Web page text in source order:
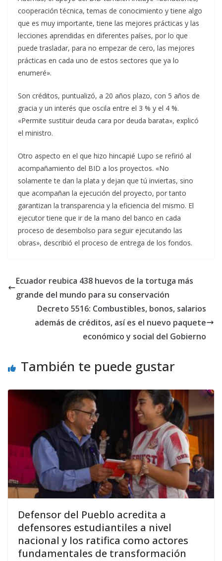
cooperación técnica, temas de conocimiento y tiene algo
que es muy importante, tiene las mejores prácticas y las
lecciones aprendidas en diferentes países, por lo que
puede trasladar, para no empezar de cero, las mejores
prácticas en cada uno de estos sectores que ya lo
enumeré».
Son créditos, puntualizó, a 20 años plazo, con 5 años de
gracia y un interés que oscila entre el 3 % y el 4 %.
«Permite sustituir deuda cara por deuda barata», explicó
el ministro.
Otro aspecto en el que hizo hincapié Lupo se refirió al
acompañamiento del BID a los proyectos. «No
solamente te dan la plata y dejan que tú inviertas, sino
que acompañan la ejecución del proyecto, por tanto
garantizan la transparencia y la eficiencia del mismo. El
ejecutor tiene que ir de la mano del banco en cada
proceso de desembolso para seguir ejecutando las
obras», describió el proceso de entrega de los fondos.
Ecuador reubica 438 huevos de la tortuga más
grande del mundo para su conservación
Decreto 5516: Combustibles, bonos, salarios
además de créditos, así es el nuevo paquete
económico y social del Gobierno
También te puede gustar
Defensor del Pueblo acredita a
defensores estudiantiles a nivel
nacional y los ratifica como actores
fundamentales de transformación